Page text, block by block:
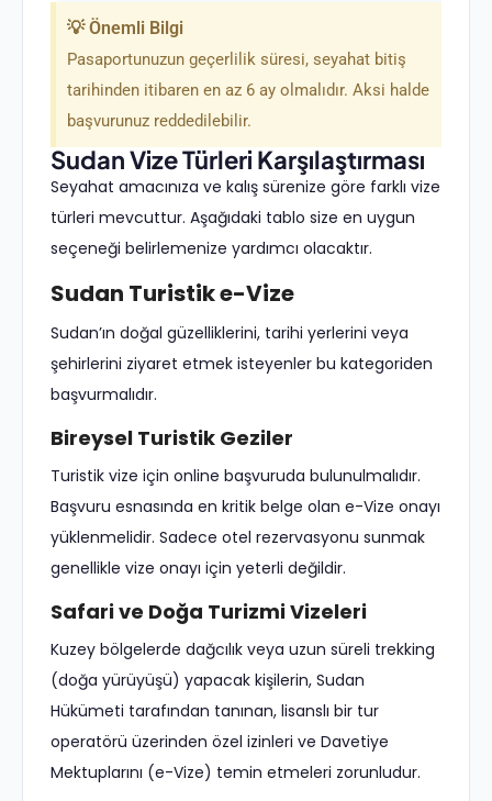
💡 Önemli Bilgi
Pasaportunuzun geçerlilik süresi, seyahat bitiş
tarihinden itibaren en az 6 ay olmalıdır. Aksi halde
başvurunuz reddedilebilir.
Sudan Vize Türleri Karşılaştırması
Seyahat amacınıza ve kalış sürenize göre farklı vize
türleri mevcuttur. Aşağıdaki tablo size en uygun
seçeneği belirlemenize yardımcı olacaktır.
Sudan Turistik e-Vize
Sudan’ın doğal güzelliklerini, tarihi yerlerini veya
şehirlerini ziyaret etmek isteyenler bu kategoriden
başvurmalıdır.
Bireysel Turistik Geziler
Turistik vize için online başvuruda bulunulmalıdır.
Başvuru esnasında en kritik belge olan e-Vize onayı
yüklenmelidir. Sadece otel rezervasyonu sunmak
genellikle vize onayı için yeterli değildir.
Safari ve Doğa Turizmi Vizeleri
Kuzey bölgelerde dağcılık veya uzun süreli trekking
(doğa yürüyüşü) yapacak kişilerin, Sudan
Hükümeti tarafından tanınan, lisanslı bir tur
operatörü üzerinden özel izinleri ve Davetiye
Mektuplarını (e-Vize) temin etmeleri zorunludur.